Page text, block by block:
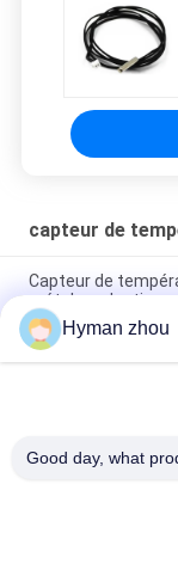
capteur de
Capteur de
métal en plastique
Température
de thermistance
Capteur de
Hyman zhou
Good day, what